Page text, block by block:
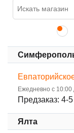
Ежедневно с 10:00
Предзаказ: 4-
Ялта